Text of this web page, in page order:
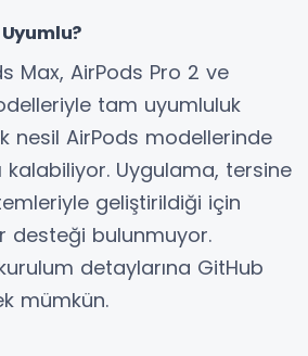
Max, AirPods Pro 2 ve
tam uyumluluk
nesil AirPods modellerinde
kalabiliyor. Uygulama, tersine
geliştirildiği için
desteği bulunmuyor.
detaylarına GitHub
mümkün.